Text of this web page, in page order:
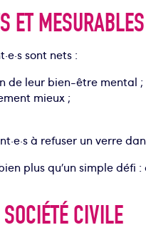
ET
sont nets :
de leur bien-être mental ;
mieux ;
à refuser un verre
plus qu’un simple
CIVILE